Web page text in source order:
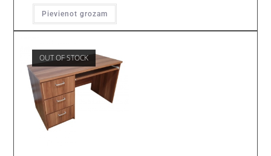
Pievienot grozam
OUT OF STOCK